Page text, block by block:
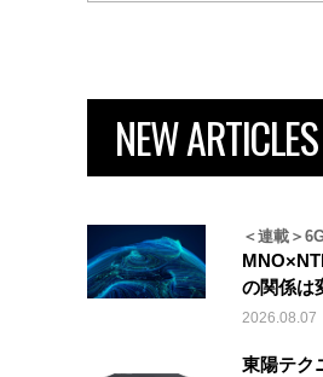
NEW ARTICLES
＜連載＞
の関係は
2026.08.07
東陽テク